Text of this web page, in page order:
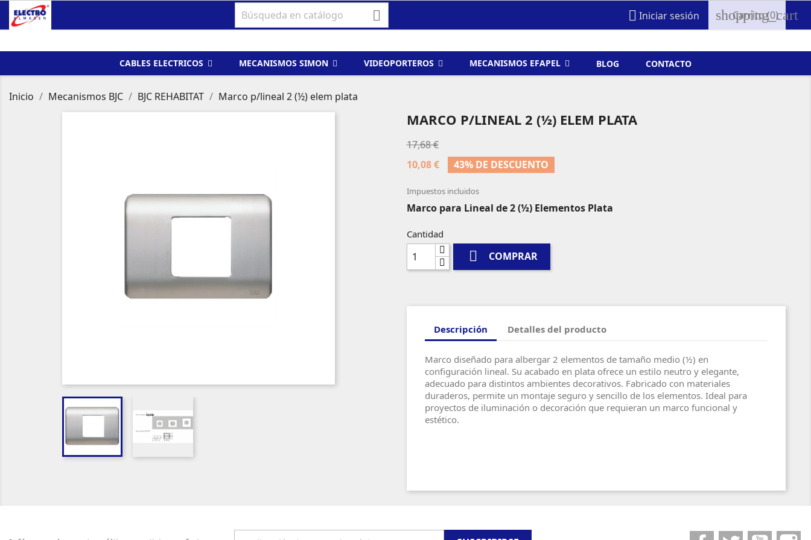
  Iniciar sesión shopping_cart
Carrito(0)
CABLES ELECTRICOS MECANISMOS SIMON VIDEOPORTEROS MECANISMOS EFAPEL BLOG CONTACTO
Inicio Mecanismos BJC BJC REHABITAT Marco p/lineal 2 (½) elem plata
MARCO P/LINEAL 2 (½) ELEM PLATA
17,68 €
10,08 €
43% DE DESCUENTO
Impuestos incluidos
Marco para Lineal de 2 (½) Elementos Plata
Cantidad
 COMPRAR
Descripción Detalles del producto
Marco diseñado para albergar 2 elementos de tamaño medio (½) en
configuración lineal. Su acabado en plata ofrece un estilo neutro y elegante,
adecuado para distintos ambientes decorativos. Fabricado con materiales
duraderos, permite un montaje seguro y sencillo de los elementos. Ideal para
proyectos de iluminación o decoración que requieran un marco funcional y
estético.
FacebookTwitter YouTube